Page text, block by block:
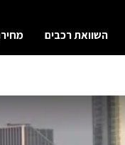
השוואת רכבים